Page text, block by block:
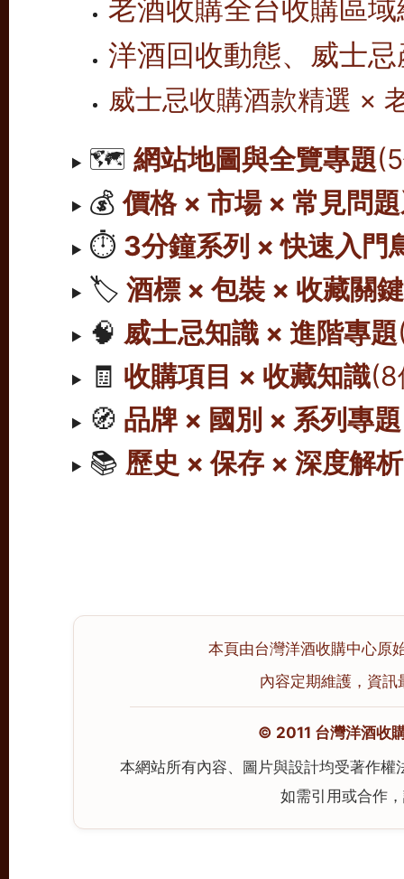
老酒收購全台收購區
洋酒回收動態、威士
威士忌收購酒款精選 ×
🗺️網站地圖與全覽專題
💰價格 × 市場 × 常見問
⏱️ 3分鐘系列 × 快速入門
🏷️酒標 × 包裝 × 收藏關鍵
🧠 威士忌知識 × 進階專題
🧾 收購項目 × 收藏知識(8
🧭 品牌 × 國別 × 系列專題
📚 歷史 × 保存 × 深度解析
本頁由台灣洋酒收購中心原
內容定期維護，資
© 2011 台灣洋酒收
本網站所有內容、圖片與設計均受著作
如需引用或合作